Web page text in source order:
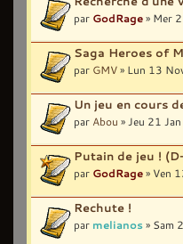
par GodRage» Mer
Saga Heroes of
par GMV» Lun 13
Un jeu en cours
par Abou » Jeu 21
Putain de jeu !
par GodRage» Ven
Rechute !
par melianos» Sam